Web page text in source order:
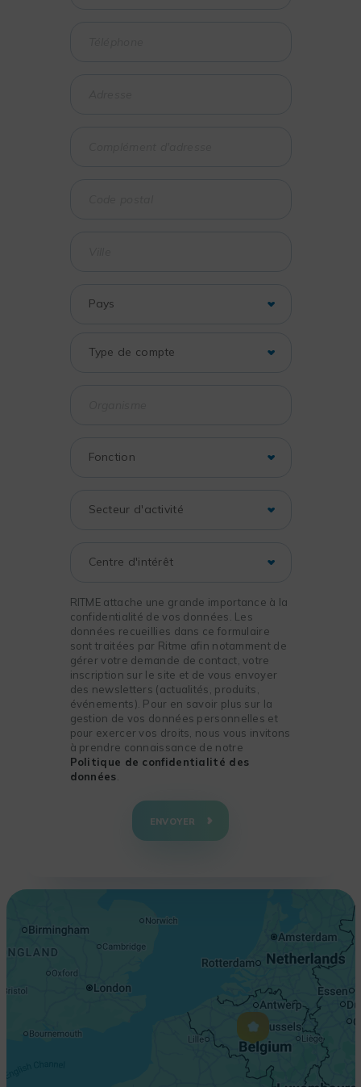
RITME attache une grande importance à la
confidentialité de vos données. Les
données recueillies dans ce formulaire
sont traitées par Ritme afin notamment de
gérer votre demande de contact, votre
inscription sur le site et de vous envoyer
des newsletters (actualités, produits,
événements). Pour en savoir plus sur la
gestion de vos données personnelles et
pour exercer vos droits, nous vous invitons
à prendre connaissance de notre
Politique de confidentialité des
données
ENVOYER